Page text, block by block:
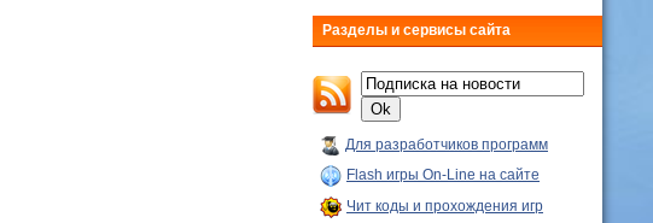
Разделы и сервисы сайта
Для разработчиков программ
Flash игры On-Line на сайте
Чит коды и прохождения игр